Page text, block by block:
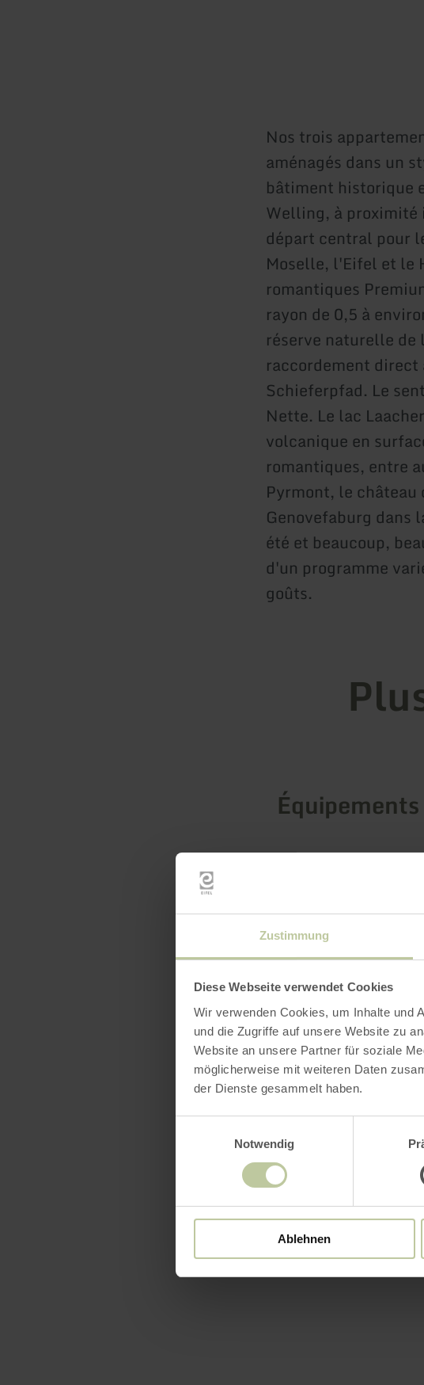
Zustimmung
Diese Webseite verwendet Cookies
Wir verwenden Cookies, um Inhalte und
und die Zugriffe auf unsere Website zu
Website an unsere Partner für soziale
möglicherweise mit weiteren Daten
der Dienste gesammelt haben.
Notwendig
Ablehnen
Nos trois
aménagés dans un
bâtiment historique
Welling, à
départ central pour
Moselle, l'Eifel et le
romantiques
rayon de 0,5 à
réserve naturelle
raccordement direct
Schieferpfad. Le
Nette. Le lac
volcanique en
romantiques, entre
Pyrmont, le
Genovefaburg dans
été et beaucoup,
d'un programme
goûts.
Équipements